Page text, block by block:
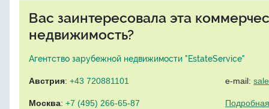
Вас заинтересовала эта
недвижимость?
Агентство зарубежной недвижимости "EstateService"
Австрия: +43 720881101
Москва: +7 (495) 266-65-87
e-mail: